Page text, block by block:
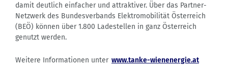
damit deutlich einfacher und attraktiver. Über das Partner-
Netzwerk des Bundesverbands Elektromobilität Österreich
(BEÖ) können über 1.800 Ladestellen in ganz Österreich
genutzt werden.
Weitere Informationen unter www.tanke-wienenergie.at